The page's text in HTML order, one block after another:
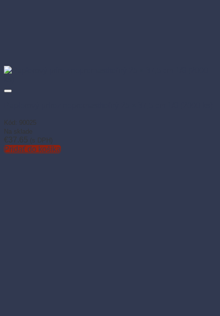
Kód: 90025
Na sklade
€37.65 (s DPH)
Pridať do košíka